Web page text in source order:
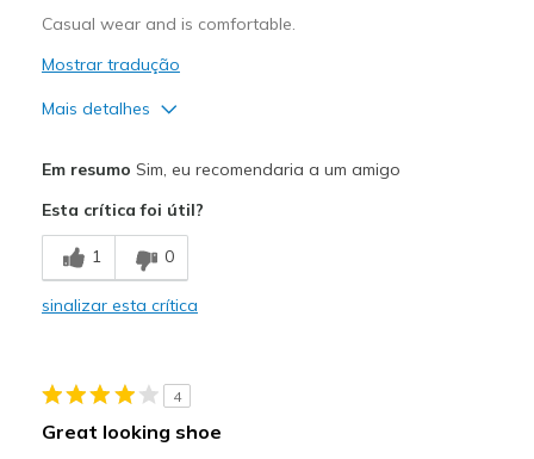
Casual wear and is comfortable.
Mostrar tradução
Mais detalhes
Comfortable
Durable
Going Out
Em resumo Sim, eu recomendaria a um amigo
Esta crítica foi útil?
1 0
sinalizar esta crítica
4
Great looking shoe